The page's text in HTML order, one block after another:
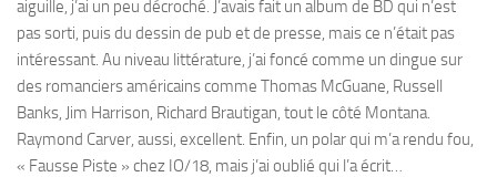
aiguille, j’ai un peu décroché. J’avais fait un album de BD qui n’est
pas sorti, puis du dessin de pub et de presse, mais ce n’était pas
intéressant. Au niveau littérature, j’ai foncé comme un dingue sur
des romanciers américains comme Thomas McGuane, Russell
Banks, Jim Harrison, Richard Brautigan, tout le côté Montana.
Raymond Carver, aussi, excellent. Enfin, un polar qui m’a rendu fou,
« Fausse Piste » chez IO/18, mais j’ai oublié qui l’a écrit…